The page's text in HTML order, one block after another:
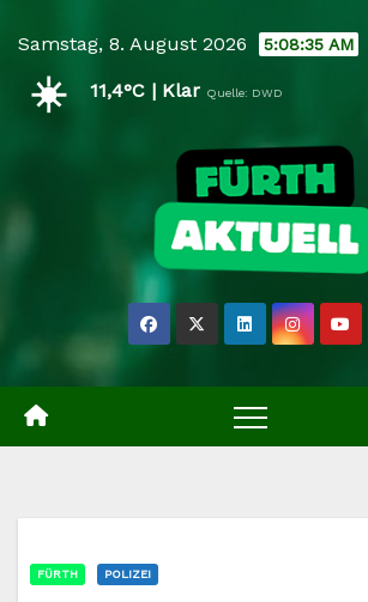
content
Samstag, 8. August 2026 5:08:35 AM
☀️ 11,4°C | Klar Quelle: DWD
FÜRTH POLIZEI